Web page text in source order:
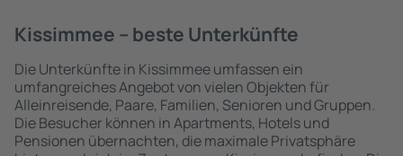
Kissimmee – beste Unterkünfte
Die Unterkünfte in Kissimmee umfassen ein
umfangreiches Angebot von vielen Objekten für
Alleinreisende, Paare, Familien, Senioren und Gruppen.
Die Besucher können in Apartments, Hotels und
Pensionen übernachten, die maximale Privatsphäre